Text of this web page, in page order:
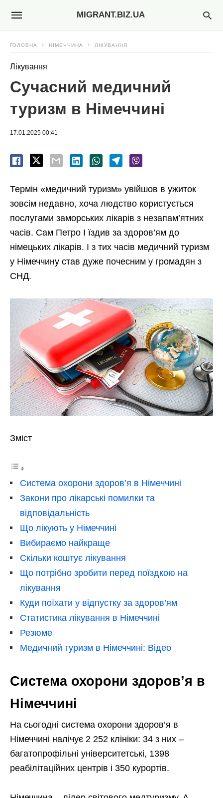
MIGRANT.BIZ.UA
ГОЛОВНА НІМЕЧЧИНА ЛІКУВАННЯ
Лікування
Сучасний медичний
туризм в Німеччині
17.01.2025 00:41
Термін «медичний туризм» увійшов в ужиток
зовсім недавно, хоча людство користується
послугами заморських лікарів з незапам’ятних
часів. Сам Петро I їздив за здоров’ям до
німецьких лікарів. І з тих часів медичний туризм
у Німеччину став дуже почесним у громадян з
СНД.
Зміст
Система охорони здоров’я в Німеччині
Закони про лікарські помилки та
відповідальність
Що лікують у Німеччині
Вибираємо найкраще
Скільки коштує лікування
Що потрібно зробити перед поїздкою на
лікування
Куди поїхати у відпустку за здоров’ям
Статистика лікування в Німеччині
Резюме
Медичний туризм в Німеччині: Відео
Система охорони здоров’я в
Німеччині
На сьогодні система охорони здоров’я в
Німеччині налічує 2 252 клініки: 34 з них –
багатопрофільні університетські, 1398
реабілітаційних центрів і 350 курортів.